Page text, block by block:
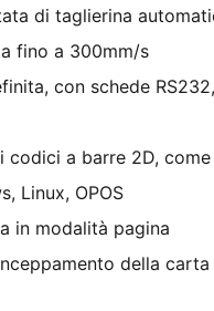
di taglierina
fino a 300mm/s
con schede
a barre 2D, come
Linux, OPOS
in modalità pagina
della